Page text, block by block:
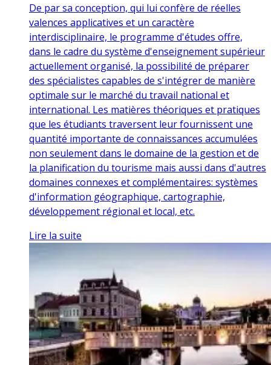
De par sa conception, qui lui confère de réelles
valences applicatives et un caractère
interdisciplinaire, le programme d'études offre,
dans le cadre du système d'enseignement supérieur
actuellement organisé, la possibilité de préparer
des spécialistes capables de s'intégrer de manière
optimale sur le marché du travail national et
international. Les matières théoriques et pratiques
que les étudiants traversent leur fournissent une
quantité importante de connaissances accumulées
non seulement dans le domaine de la gestion et de
la planification du tourisme mais aussi dans d'autres
domaines connexes et complémentaires: systèmes
d'information géographique, cartographie,
développement régional et local, etc.
Lire la suite